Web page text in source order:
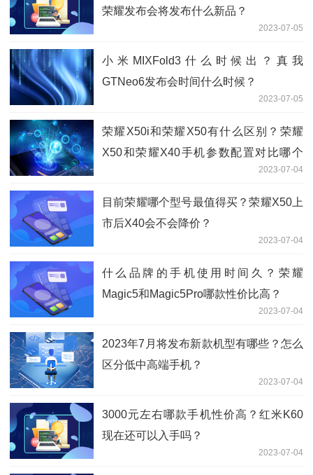
荣耀发布会将发布什么新品？
2023-07-05
小米MIXFold3什么时候出？真我
GTNeo6发布会时间什么时候？
2023-07-05
荣耀X50i和荣耀X50有什么区别？荣耀
X50和荣耀X40手机参数配置对比哪个
2023-07-04
目前荣耀哪个型号最值得买？荣耀X50上
市后X40会不会降价？
2023-07-04
什么品牌的手机使用时间久？荣耀
Magic5和Magic5Pro哪款性价比高？
2023-07-04
2023年7月将发布新款机型有哪些？怎么
区分低中高端手机？
2023-07-04
3000元左右哪款手机性价高？红米K60
现在还可以入手吗？
2023-07-04